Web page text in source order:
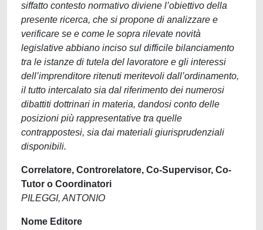
siffatto contesto normativo diviene l’obiettivo della
presente ricerca, che si propone di analizzare e
verificare se e come le sopra rilevate novità
legislative abbiano inciso sul difficile bilanciamento
tra le istanze di tutela del lavoratore e gli interessi
dell’imprenditore ritenuti meritevoli dall’ordinamento,
il tutto intercalato sia dal riferimento dei numerosi
dibattiti dottrinari in materia, dandosi conto delle
posizioni più rappresentative tra quelle
contrappostesi, sia dai materiali giurisprudenziali
disponibili.
Correlatore, Controrelatore, Co-Supervisor, Co-
Tutor o Coordinatori
PILEGGI, ANTONIO
Nome Editore